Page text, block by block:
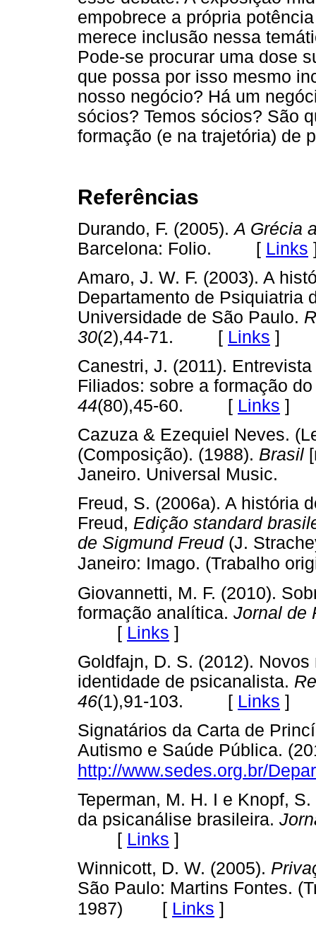
empobrece a própria
merece inclusão nessa
Pode-se procurar uma dose
que possa por isso mesmo
nosso negócio? Há um
sócios? Temos sócios? São
formação (e na trajetória) de
Referências
Durando, F. (2005).A Grécia
Barcelona: Folio. [ Links
Amaro, J. W. F. (2003). A
Departamento de Psiquiatria
Universidade de São Paulo.
30(2),44-71. [ Links ]
Canestri, J. (2011).
Filiados: sobre a formação
44(80),45-60. [ Links ]
Cazuza & Ezequiel Neves.
(Composição). (1988). Brasil
Janeiro. Universal
Freud, S. (2006a). A história
Freud, Edição standard
de Sigmund Freud(J.
Janeiro: Imago. (Trabalho
Giovannetti, M. F. (2010).
formação analítica. Jornal de
[ Links ]
Goldfajn, D. S. (2012).
identidade de psicanalista.
46(1),91-103. [ Links ]
Signatários da Carta de
Autismo e Saúde Pública.
http://www.sedes.org.br/
Teperman, M. H. I e Knopf,
da psicanálise brasileira.
[ Links ]
Winnicott, D. W. (2005).
São Paulo: Martins Fontes.
1987) [ Links ]